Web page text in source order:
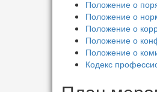
Положение о
Положение о
Положение о
Положение о
Положение о
Кодекс